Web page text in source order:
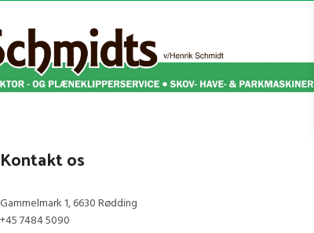
Kontakt os
Gammelmark 1, 6630 Rødding
+45 7484 5090